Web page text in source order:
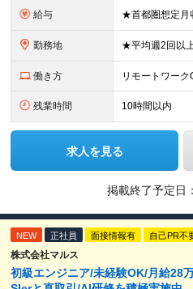
給与
勤務地
働き方 リモートワーク
残業時間 10時間以内
求人を見る
掲載終了予定日：
NEW 正社員 面接情報有 自己PR不
株式会社マルス
初級エンジニア/未経験OK/月給28